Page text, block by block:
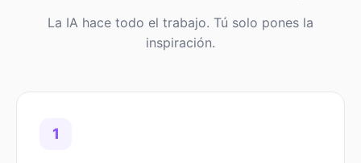
La IA hace todo el trabajo. Tú solo pones la
inspiración.
1